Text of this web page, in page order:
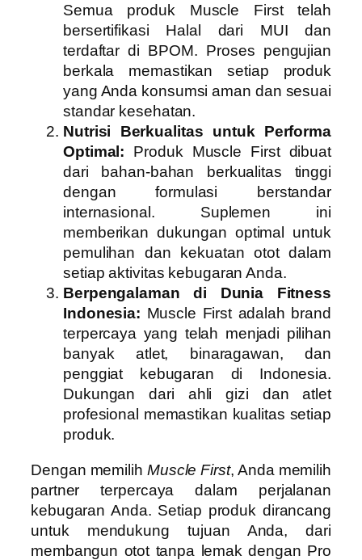
Semua produk Muscle First telah
bersertifikasi Halal dari MUI dan
terdaftar di BPOM. Proses pengujian
berkala memastikan setiap produk
yang Anda konsumsi aman dan sesuai
standar kesehatan.
Nutrisi Berkualitas untuk Performa
Optimal: Produk Muscle First dibuat
dari bahan-bahan berkualitas tinggi
dengan formulasi berstandar
internasional. Suplemen ini
memberikan dukungan optimal untuk
pemulihan dan kekuatan otot dalam
setiap aktivitas kebugaran Anda.
Berpengalaman di Dunia Fitness
Indonesia: Muscle First adalah brand
terpercaya yang telah menjadi pilihan
banyak atlet, binaragawan, dan
penggiat kebugaran di Indonesia.
Dukungan dari ahli gizi dan atlet
profesional memastikan kualitas setiap
produk.
Dengan memilih Muscle First, Anda memilih
partner terpercaya dalam perjalanan
kebugaran Anda. Setiap produk dirancang
untuk mendukung tujuan Anda, dari
membangun otot tanpa lemak dengan Pro